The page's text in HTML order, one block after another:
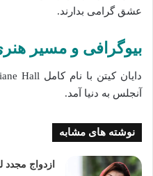
عشق گرامی بدارند.
بیوگرافی و مسیر
آنجلس به دنیا آمد.
نوشته های مشابه
ازدواج مجدد